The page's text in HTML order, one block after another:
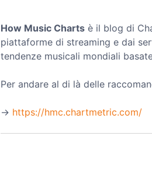
How Music Charts è il blog di
piattaforme di streaming e dai
tendenze musicali mondiali
Per andare al di là delle
→️ https://hmc.chartmetric.com/